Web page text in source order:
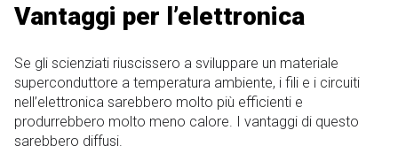
Vantaggi per l’elettronica
Se gli scienziati riuscissero a sviluppare un materiale
superconduttore a temperatura ambiente, i fili e i circuiti
nell’elettronica sarebbero molto più efficienti e
produrrebbero molto meno calore. I vantaggi di questo
sarebbero diffusi.